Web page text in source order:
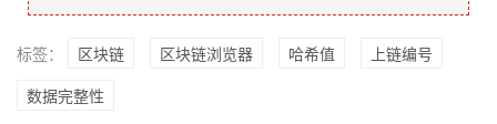
标签： 区块链 区块链浏览器 哈希值 上链编号
数据完整性